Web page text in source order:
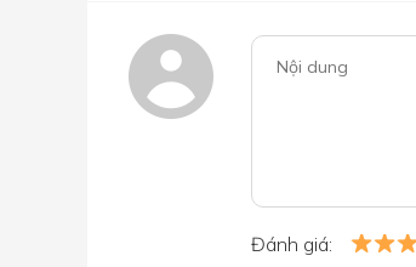
Đánh giá: